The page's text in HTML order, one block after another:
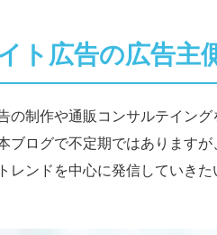
ト広告の広告主
の制作や通販コンサルテイン
ブログで不定期ではあります
レンドを中心に発信していき